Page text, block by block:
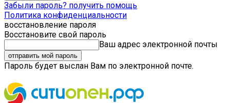
Забыли пароль? получить помощь
Политика конфиденциальности
восстановление пароля
Восстановите свой пароль
Ваш адрес электронной почты
Пароль будет выслан Вам по электронной почте.